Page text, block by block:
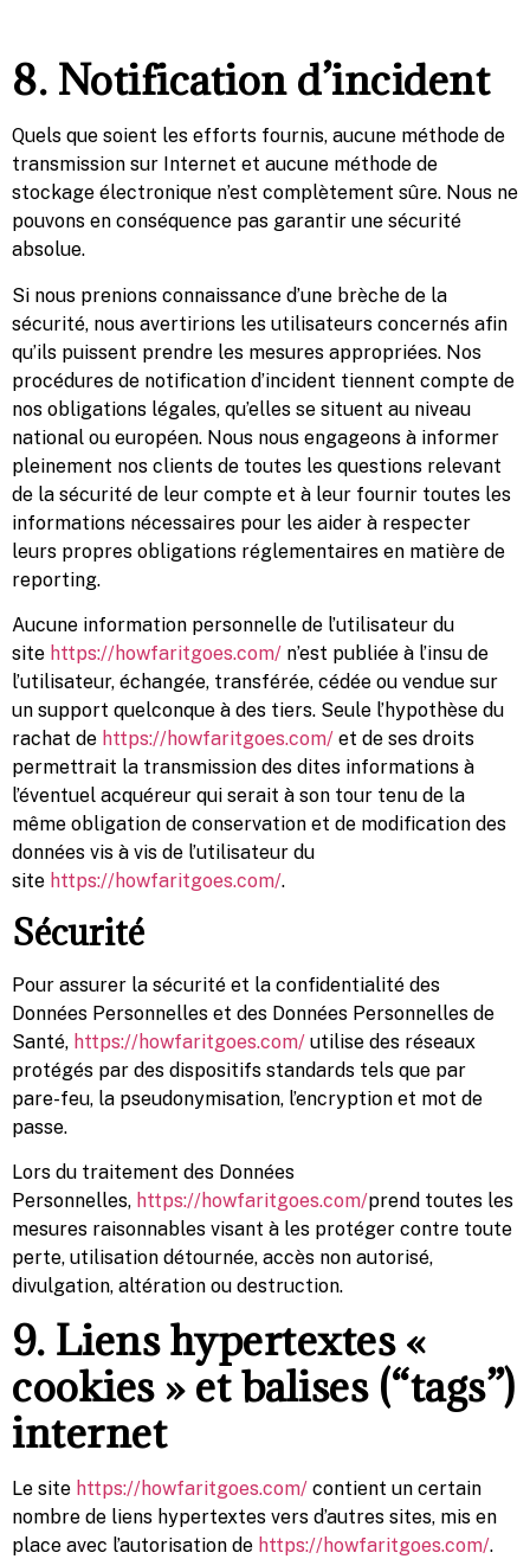
8. Notification d’incident
Quels que soient les efforts fournis, aucune méthode de
transmission sur Internet et aucune méthode de
stockage électronique n’est complètement sûre. Nous ne
pouvons en conséquence pas garantir une sécurité
absolue.
Si nous prenions connaissance d’une brèche de la
sécurité, nous avertirions les utilisateurs concernés afin
qu’ils puissent prendre les mesures appropriées. Nos
procédures de notification d’incident tiennent compte de
nos obligations légales, qu’elles se situent au niveau
national ou européen. Nous nous engageons à informer
pleinement nos clients de toutes les questions relevant
de la sécurité de leur compte et à leur fournir toutes les
informations nécessaires pour les aider à respecter
leurs propres obligations réglementaires en matière de
reporting.
Aucune information personnelle de l’utilisateur du
site https://howfaritgoes.com/ n’est publiée à l’insu de
l’utilisateur, échangée, transférée, cédée ou vendue sur
un support quelconque à des tiers. Seule l’hypothèse du
rachat de https://howfaritgoes.com/ et de ses droits
permettrait la transmission des dites informations à
l’éventuel acquéreur qui serait à son tour tenu de la
même obligation de conservation et de modification des
données vis à vis de l’utilisateur du
site https://howfaritgoes.com/.
Sécurité
Pour assurer la sécurité et la confidentialité des
Données Personnelles et des Données Personnelles de
Santé, https://howfaritgoes.com/ utilise des réseaux
protégés par des dispositifs standards tels que par
pare-feu, la pseudonymisation, l’encryption et mot de
passe.
Lors du traitement des Données
Personnelles, https://howfaritgoes.com/prend toutes les
mesures raisonnables visant à les protéger contre toute
perte, utilisation détournée, accès non autorisé,
divulgation, altération ou destruction.
9. Liens hypertextes «
cookies » et balises (“tags”)
internet
Le site https://howfaritgoes.com/ contient un certain
nombre de liens hypertextes vers d’autres sites, mis en
place avec l’autorisation de https://howfaritgoes.com/.